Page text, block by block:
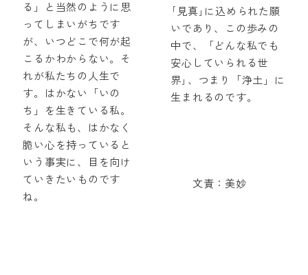
る」と当然のように思
ってしまいがちです
が、いつどこで何が起
こるかわからない。そ
れが私たちの人生で
す。はかない「いの
ち」を生きている私。
そんな私も、はかなく
脆い心を持っていると
いう事実に、目を向け
ていきたいものです
ね。
｢見真｣に込められた願
いであり、この歩みの
中で、「どんな私でも
安心していられる世
界｣、つまり「浄土」に
生まれるのです。
文責：美妙